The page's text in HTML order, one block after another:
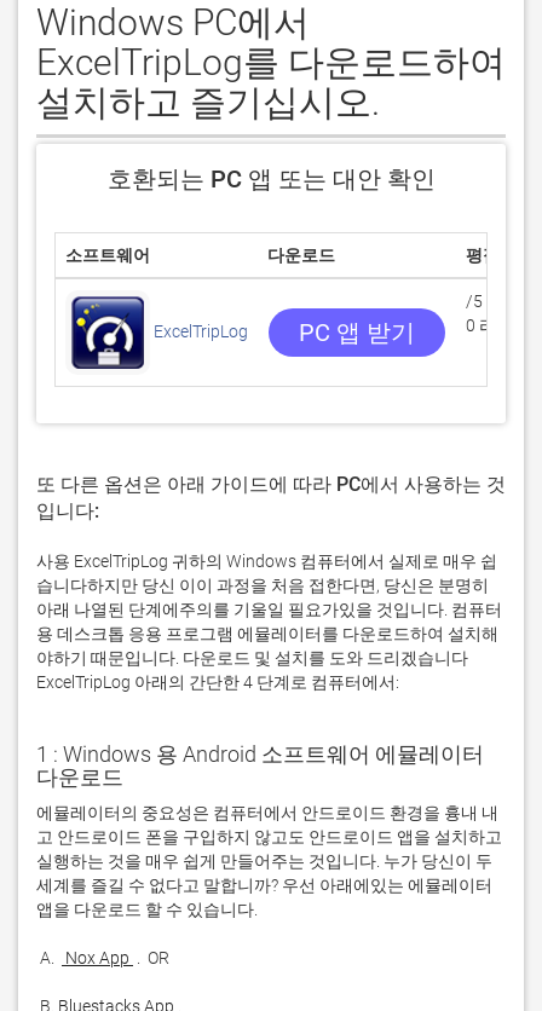
Windows PC에서
ExcelTripLog를 다운로드하여
설치하고 즐기십시오.
호환되는 PC 앱 또는 대안 확인
소프트웨어 다운로드 평점
ExcelTripLog PC 앱 받기
/5
0 리뷰
또 다른 옵션은 아래 가이드에 따라 PC에서 사용하는 것
입니다:
사용 ExcelTripLog 귀하의 Windows 컴퓨터에서 실제로 매우 쉽
습니다하지만 당신 이이 과정을 처음 접한다면, 당신은 분명히
아래 나열된 단계에주의를 기울일 필요가있을 것입니다. 컴퓨터
용 데스크톱 응용 프로그램 에뮬레이터를 다운로드하여 설치해
야하기 때문입니다. 다운로드 및 설치를 도와 드리겠습니다
ExcelTripLog 아래의 간단한 4 단계로 컴퓨터에서:
1 : Windows 용 Android 소프트웨어 에뮬레이터
다운로드
에뮬레이터의 중요성은 컴퓨터에서 안드로이드 환경을 흉내 내
고 안드로이드 폰을 구입하지 않고도 안드로이드 앱을 설치하고
실행하는 것을 매우 쉽게 만들어주는 것입니다. 누가 당신이 두
세계를 즐길 수 없다고 말합니까? 우선 아래에있는 에뮬레이터
A. Nox App
B. Bluestacks App